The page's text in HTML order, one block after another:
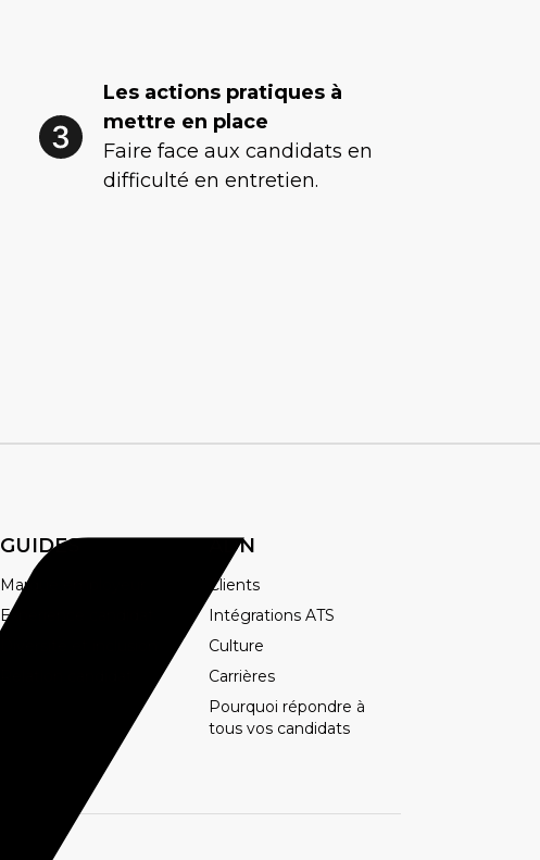
Les actions pratiques à
mettre en place
Faire face aux candidats en
difficulté en entretien.
GUIDES
Marque employeur
Expérience candidat
ADN
Clients
Intégrations ATS
Culture
Carrières
Pourquoi répondre à
tous vos candidats